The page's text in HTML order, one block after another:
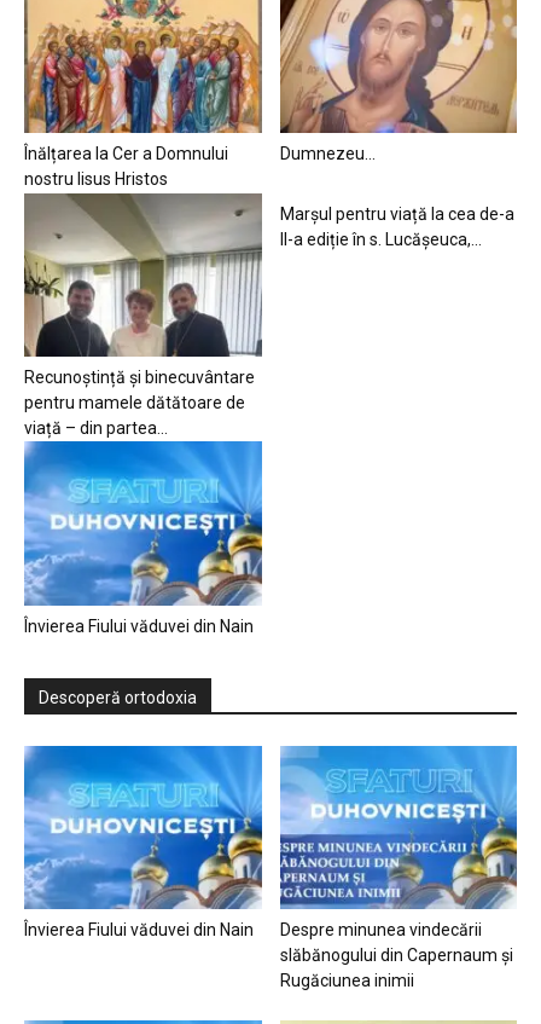
Înălțarea la Cer a Domnului
nostru Iisus Hristos
Dumnezeu…
Recunoștință și binecuvântare
pentru mamele dătătoare de
viață – din partea...
Marșul pentru viață la cea de-a
II-a ediție în s. Lucășeuca,...
Învierea Fiului văduvei din Nain
Descoperă ortodoxia
Învierea Fiului văduvei din Nain
Despre minunea vindecării
slăbănogului din Capernaum și
Rugăciunea inimii